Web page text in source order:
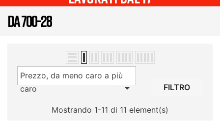
DA 700-28
Prezzo, da meno caro a più
caro
 FILTRO
Mostrando 1-11 di 11 element(s)